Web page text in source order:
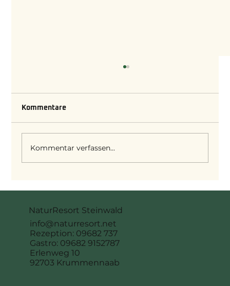
Kommentare
Kommentar verfassen...
NaturResort Steinwald
info@naturresort.net
Rezeption: 09682 737
Gastro: 09682 9152787
Erlenweg 10
92703 Krummennaab